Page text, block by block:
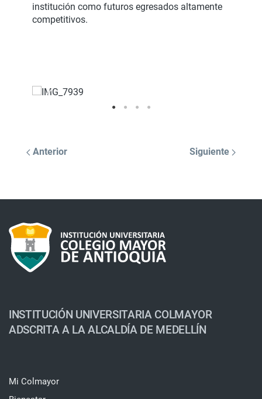
institución como futuros egresados altamente
competitivos.
Anterior Siguiente
INSTITUCIÓN UNIVERSITARIA COLMAYOR
ADSCRITA A LA ALCALDÍA DE MEDELLÍN
Mi Colmayor